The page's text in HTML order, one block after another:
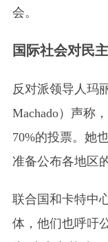
会。
国际社会对民
反对派领导人玛
Machado） 声称
70%的投票。她
准备公布各地区
联合国和卡特中
体，他们也呼吁